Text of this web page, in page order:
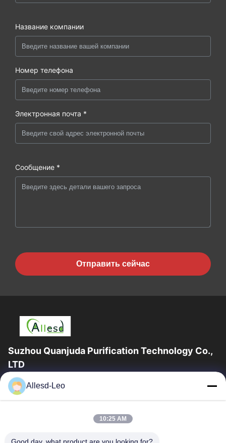
Название компании
Номер телефона
Электронная почта *
Сообщение *
Отправить сейчас
Suzhou Quanjuda Purification Technology Co.,
LTD
опыт 16years, как ведущие изготовитель и экспортер ESD &
продуктов чистой комнаты, мы предлагаем полную
Дом Продукты
Allesd-Leo
10:25 AM